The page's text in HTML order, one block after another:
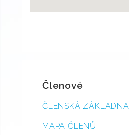
Členové
ČLENSKÁ ZÁKLADNA
MAPA ČLENŮ